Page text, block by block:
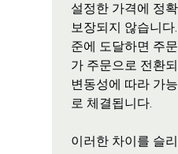
설정한 가격에 정
보장되지 않습니
준에 도달하면 주
가 주문으로 전환
변동성에 따라 가
로 체결됩니다.
이러한 차이를 슬